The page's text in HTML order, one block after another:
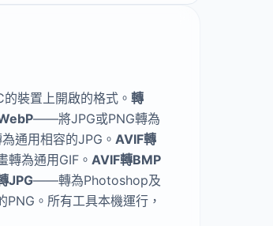
裝置上開啟的格式。 轉
——將JPG或PNG轉為
通用相容的JPG。 AVIF轉
為通用GIF。 AVIF轉BMP
JPG——轉為Photoshop及
。所有工具本機運行，